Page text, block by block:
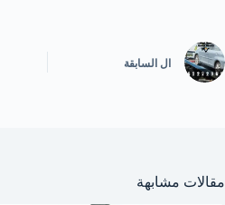
ال السابقة
مقالات مشابهة